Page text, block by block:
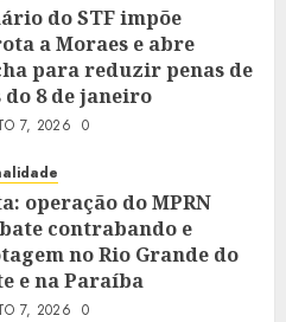
do STF impõe
a Moraes e abre
para reduzir penas de
do 8 de janeiro
7, 2026 0
operação do MPRN
contrabando e
no Rio Grande do
e na Paraíba
7, 2026 0